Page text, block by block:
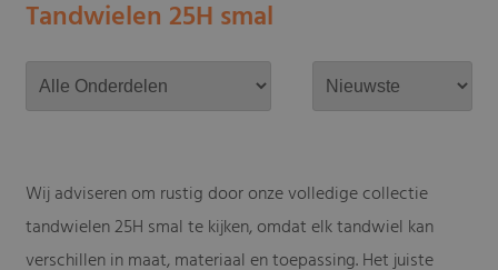
Tandwielen 25H smal
Wij adviseren om rustig door onze volledige collectie
tandwielen 25H smal te kijken, omdat elk tandwiel kan
verschillen in maat, materiaal en toepassing. Het juiste